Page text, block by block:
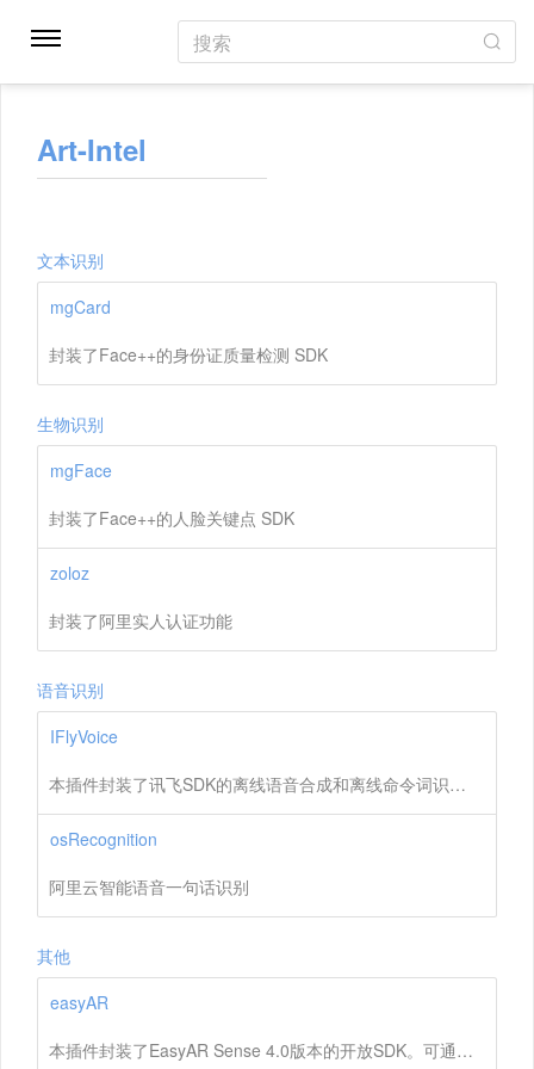
搜索
Art-Intel
文本识别
mgCard
封装了Face++的身份证质量检测 SDK
生物识别
mgFace
封装了Face++的人脸关键点 SDK
zoloz
封装了阿里实人认证功能
语音识别
IFlyVoice
本插件封装了讯飞SDK的离线语音合成和离线命令词识别功能。
osRecognition
阿里云智能语音一句话识别
其他
easyAR
本插件封装了EasyAR Sense 4.0版本的开放SDK。可通过本插件打开摄像头，摄像头扫描到的画面中出现设定的照片时，该照片的区域即可开始播放相应指定的视频。让静态的照片动起来。可基于此做出令客户惊叹的功能，从而提升用户体验。